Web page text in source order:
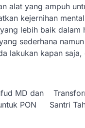
alat yang ampuh
kejernihan
lebih baik dalam
sederhana
lakukan kapan saja,
MD dan
PON
Santri